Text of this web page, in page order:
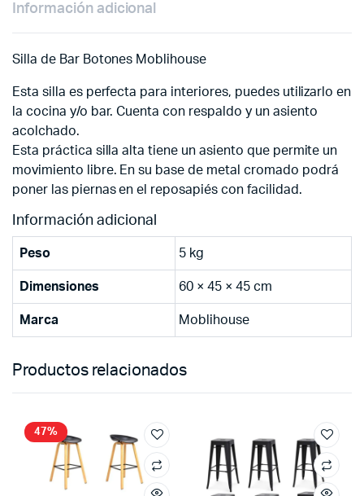
Información adicional
Silla de Bar Botones Moblihouse
Esta silla es perfecta para interiores, puedes utilizarlo en
la cocina y/o bar. Cuenta con respaldo y un asiento
acolchado.
Esta práctica silla alta tiene un asiento que permite un
movimiento libre. En su base de metal cromado podrá
poner las piernas en el reposapiés con facilidad.
Información adicional
Peso 5 kg
Dimensiones 60 × 45 × 45 cm
Marca Moblihouse
Productos relacionados
47%